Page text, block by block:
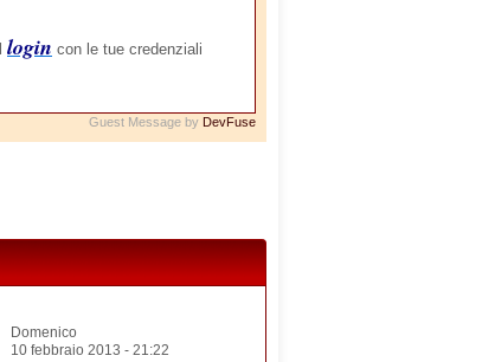
login con le tue credenziali
Guest Message by DevFuse
Domenico
10 febbraio 2013 - 21:22